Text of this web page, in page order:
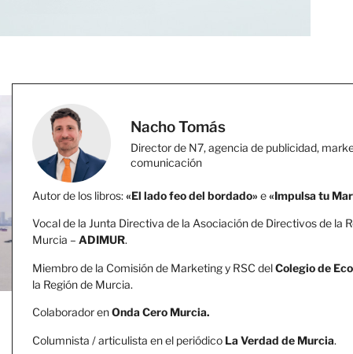
Nacho Tomás
Director de N7, agencia de publicidad,
comunicación
Autor de los libros:«El lado feo del bordado» e«Impulsa tu
Vocal de la Junta Directiva de la Asociación de Directivos de la
Murcia – ADIMUR.
Miembro de la Comisión de Marketing y RSC delColegio de
la Región de Murcia.
Colaborador enOnda Cero Murcia.
Columnista / articulista en el periódico La Verdad de Murcia.